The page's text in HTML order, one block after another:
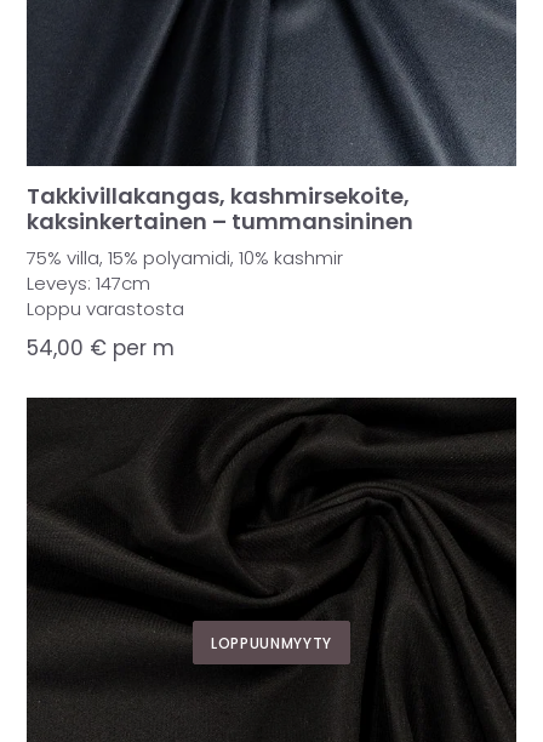
Takkivillakangas, kashmirsekoite,
kaksinkertainen – tummansininen
75% villa, 15% polyamidi, 10% kashmir
Leveys: 147cm
Loppu varastosta
54,00 € per m
LOPPUUNMYYTY